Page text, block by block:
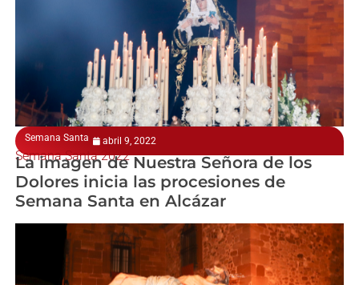
Semana Santa abril 9, 2022
Semana Santa 2022
La imagen de Nuestra Señora de los
Dolores inicia las procesiones de
Semana Santa en Alcázar